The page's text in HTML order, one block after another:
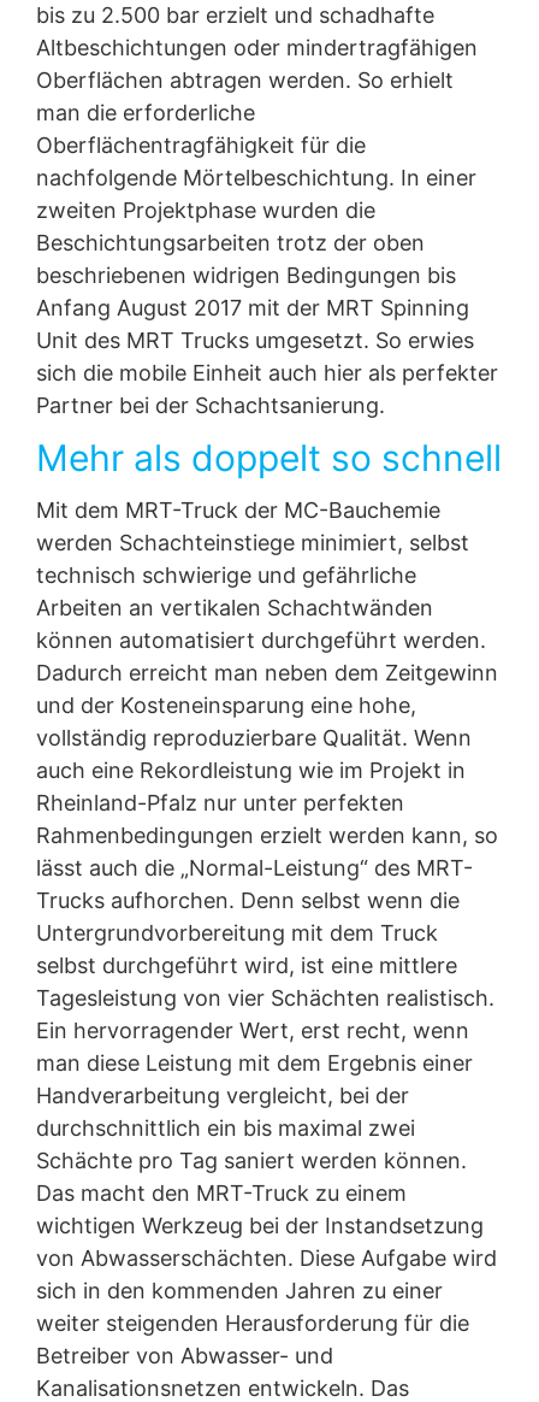
bis zu 2.500 bar erzielt und schadhafte
Altbeschichtungen oder mindertragfähigen
Oberflächen abtragen werden. So erhielt
man die erforderliche
Oberflächentragfähigkeit für die
nachfolgende Mörtelbeschichtung. In einer
zweiten Projektphase wurden die
Beschichtungsarbeiten trotz der oben
beschriebenen widrigen Bedingungen bis
Anfang August 2017 mit der MRT Spinning
Unit des MRT Trucks umgesetzt. So erwies
sich die mobile Einheit auch hier als perfekter
Partner bei der Schachtsanierung.
Mehr als doppelt so schnell
Mit dem MRT-Truck der MC-Bauchemie
werden Schachteinstiege minimiert, selbst
technisch schwierige und gefährliche
Arbeiten an vertikalen Schachtwänden
können automatisiert durchgeführt werden.
Dadurch erreicht man neben dem Zeitgewinn
und der Kosteneinsparung eine hohe,
vollständig reproduzierbare Qualität. Wenn
auch eine Rekordleistung wie im Projekt in
Rheinland-Pfalz nur unter perfekten
Rahmenbedingungen erzielt werden kann, so
lässt auch die „Normal-Leistung“ des MRT-
Trucks aufhorchen. Denn selbst wenn die
Untergrundvorbereitung mit dem Truck
selbst durchgeführt wird, ist eine mittlere
Tagesleistung von vier Schächten realistisch.
Ein hervorragender Wert, erst recht, wenn
man diese Leistung mit dem Ergebnis einer
Handverarbeitung vergleicht, bei der
durchschnittlich ein bis maximal zwei
Schächte pro Tag saniert werden können.
Das macht den MRT-Truck zu einem
wichtigen Werkzeug bei der Instandsetzung
von Abwasserschächten. Diese Aufgabe wird
sich in den kommenden Jahren zu einer
weiter steigenden Herausforderung für die
Betreiber von Abwasser- und
Kanalisationsnetzen entwickeln. Das